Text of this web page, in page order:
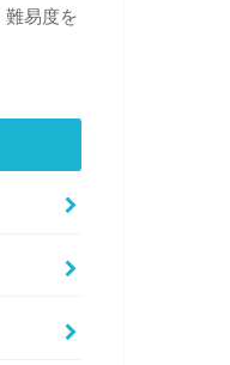
難易度を